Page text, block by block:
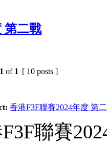
第二戰
1 of 1 [ 10 posts ]
香港F3F聯賽2024年度 第
聯賽